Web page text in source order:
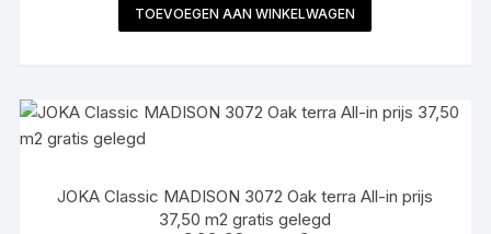
TOEVOEGEN AAN WINKELWAGEN
JOKA Classic MADISON 3072 Oak terra All-in prijs
37,50 m2 gratis gelegd